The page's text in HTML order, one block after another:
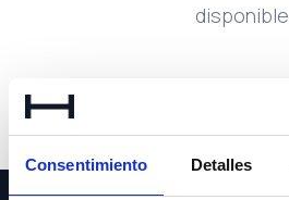
Consentimiento Detalles
disponible.